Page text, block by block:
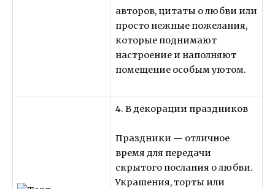
авторов, цитаты о любви или
просто нежные пожелания,
которые поднимают
настроение и наполняют
помещение особым уютом.
4. В декорации праздников
Праздники — отличное
время для передачи
скрытого послания о любви.
Украшения, торты или